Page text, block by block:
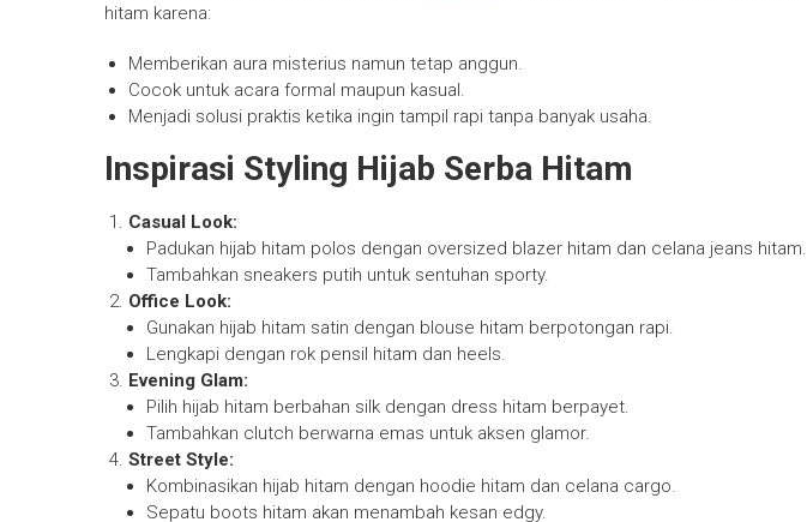
hitam karena:
Memberikan aura misterius namun tetap anggun.
Cocok untuk acara formal maupun kasual.
Menjadi solusi praktis ketika ingin tampil rapi tanpa banyak usaha.
Inspirasi Styling Hijab Serba Hitam
Casual Look:
Padukan hijab hitam polos dengan oversized blazer hitam dan celana jeans hitam.
Tambahkan sneakers putih untuk sentuhan sporty.
Office Look:
Gunakan hijab hitam satin dengan blouse hitam berpotongan rapi.
Lengkapi dengan rok pensil hitam dan heels.
Evening Glam:
Pilih hijab hitam berbahan silk dengan dress hitam berpayet.
Tambahkan clutch berwarna emas untuk aksen glamor.
Street Style:
Kombinasikan hijab hitam dengan hoodie hitam dan celana cargo.
Sepatu boots hitam akan menambah kesan edgy.